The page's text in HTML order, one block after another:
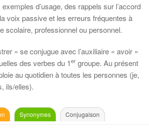
d’usage, des rappels sur l’accord
voix passive et les erreurs fréquentes à
scolaire, professionnel ou personnel.
» se conjugue avec l’auxiliaire « avoir »
des verbes du 1er groupe. Au présent
au quotidien à toutes les personnes (je,
ils/elles).
Synonymes Conjugaison